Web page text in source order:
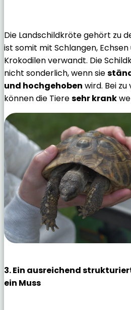
Die Landschildkröte gehört zu
ist somit mit Schlangen,
Krokodilen verwandt. Die
nicht sonderlich, wenn sie
und hochgehoben wird. Bei zu
können die Tieresehr krank
3. Ein ausreichend
ein Muss